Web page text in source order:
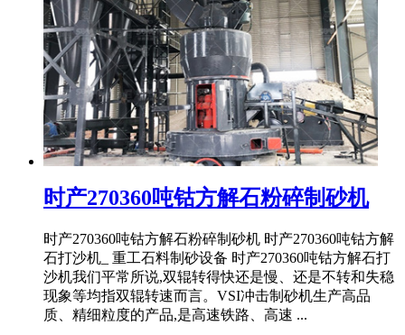
时产270360吨钴方解石粉碎制砂机
时产270360吨钴方解石粉碎制砂机 时产270360吨钴方解
石打沙机_ 重工石料制砂设备 时产270360吨钴方解石打
沙机我们平常所说,双辊转得快还是慢、还是不转和失稳
现象等均指双辊转速而言。VSI冲击制砂机生产高品
质、精细粒度的产品,是高速铁路、高速 ...